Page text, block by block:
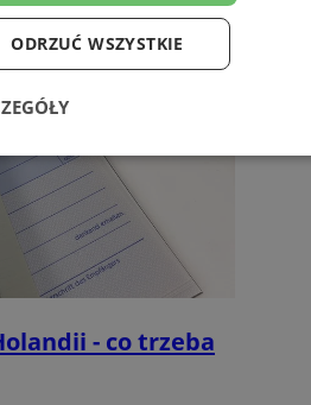
- co trzeba
ODRZUĆ WSZYSTKIE
Wydajność Targetowanie
Niesklasyfikowane